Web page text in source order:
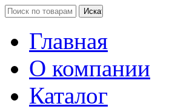
Главная
О компании
Каталог